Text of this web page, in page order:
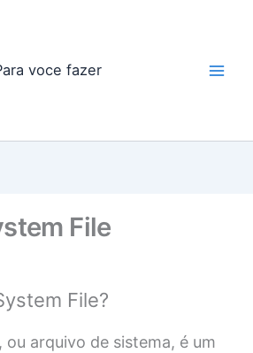
voce fazer
File
File?
ou arquivo de sistema, é um